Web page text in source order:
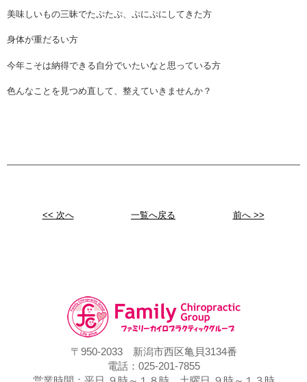
美味しいもの三昧でたぷたぷ、ぷにぷにしてきた方
身体が重だるい方
今年こそは納得できる自分でいたいなと思っている方
色んなことを見つめ直して、整えていきませんか？
<< 次へ 一覧へ戻る 前へ >>
〒950-2033 新潟市西区亀貝3134番
電話：025-201-7855